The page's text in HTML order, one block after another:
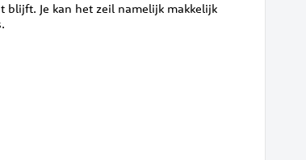
Je kan het zeil namelijk makkelijk